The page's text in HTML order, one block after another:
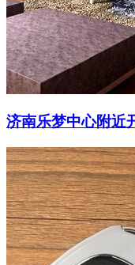
济南乐梦中心附近